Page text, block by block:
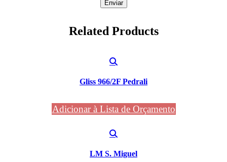
Related Products
Gliss 966/2F Pedrali
Adicionar à Lista de Orçamento
LM S. Miguel